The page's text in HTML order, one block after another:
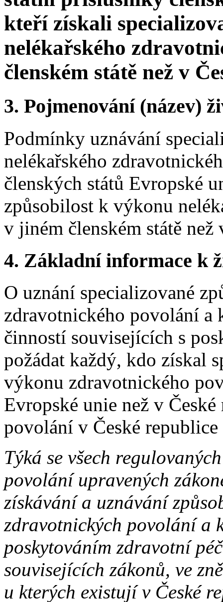
kteří získali
nelékařského
členském státě než v
3. Pojmenování (název)
Podmínky uznávání
nelékařského
členských států Evropské
způsobilost k výkonu
v jiném členském státě než
4. Základní informace k
O uznání specializované
zdravotnického povolání a
činností souvisejících s
požádat každý, kdo získal
výkonu zdravotnického
Evropské unie než v
povolání v České
Týká se všech
povolání upravených
získávání a uznávání
zdravotnických povolání a
poskytováním zdravotní
souvisejících zákonů, ve
u kterých existují v České